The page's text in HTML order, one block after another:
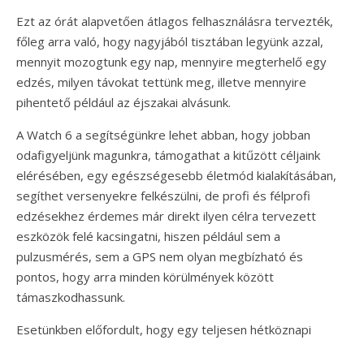
Ezt az órát alapvetően átlagos felhasználásra tervezték,
főleg arra való, hogy nagyjából tisztában legyünk azzal,
mennyit mozogtunk egy nap, mennyire megterhelő egy
edzés, milyen távokat tettünk meg, illetve mennyire
pihentető például az éjszakai alvásunk.
A Watch 6 a segítségünkre lehet abban, hogy jobban
odafigyeljünk magunkra, támogathat a kitűzött céljaink
elérésében, egy egészségesebb életmód kialakításában,
segíthet versenyekre felkészülni, de profi és félprofi
edzésekhez érdemes már direkt ilyen célra tervezett
eszközök felé kacsingatni, hiszen például sem a
pulzusmérés, sem a GPS nem olyan megbízható és
pontos, hogy arra minden körülmények között
támaszkodhassunk.
Esetünkben előfordult, hogy egy teljesen hétköznapi